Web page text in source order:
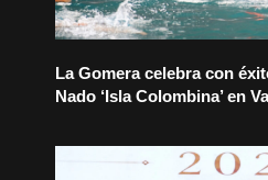
La Gomera celebra con
Nado ‘Isla Colombina’ en